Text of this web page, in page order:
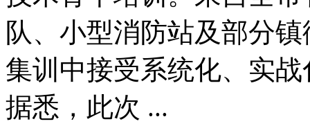
队、小型消防站及部分
集训中接受系统化、实
据悉，此次 ...